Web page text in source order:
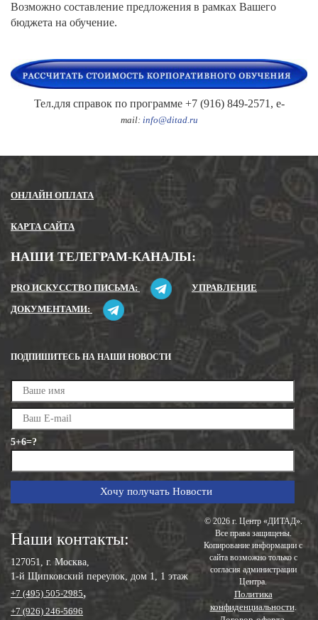
Возможно составление предложения в рамках Вашего
бюджета на обучение.
Тел.для справок по программе +7 (916) 849-2571, e-
mail: info@ditad.ru
ОНЛАЙН ОПЛАТА
КАРТА САЙТА
НАШИ ТЕЛЕГРАМ-КАНАЛЫ:
PRO ИСКУССТВО ПИСЬМА:
УПРАВЛЕНИЕ
ДОКУМЕНТАМИ:
ПОДПИШИТЕСЬ НА НАШИ НОВОСТИ
5+6=?
Наши контакты:
127051, г. Москва,
1-й Щипковский переулок, дом 1, 1 этаж
+7 (495) 505-2985,
+7 (926) 246-5696
© 2026 г. Центр «ДИТАД».
Все права защищены.
Копирование информации с
сайта возможно только с
согласия администрации
Центра.
Политика
конфиденциальности.